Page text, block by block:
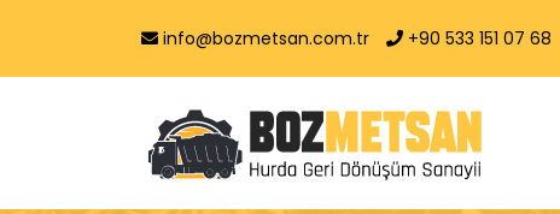
info@bozmetsan.com.tr +90 533 151 07 68